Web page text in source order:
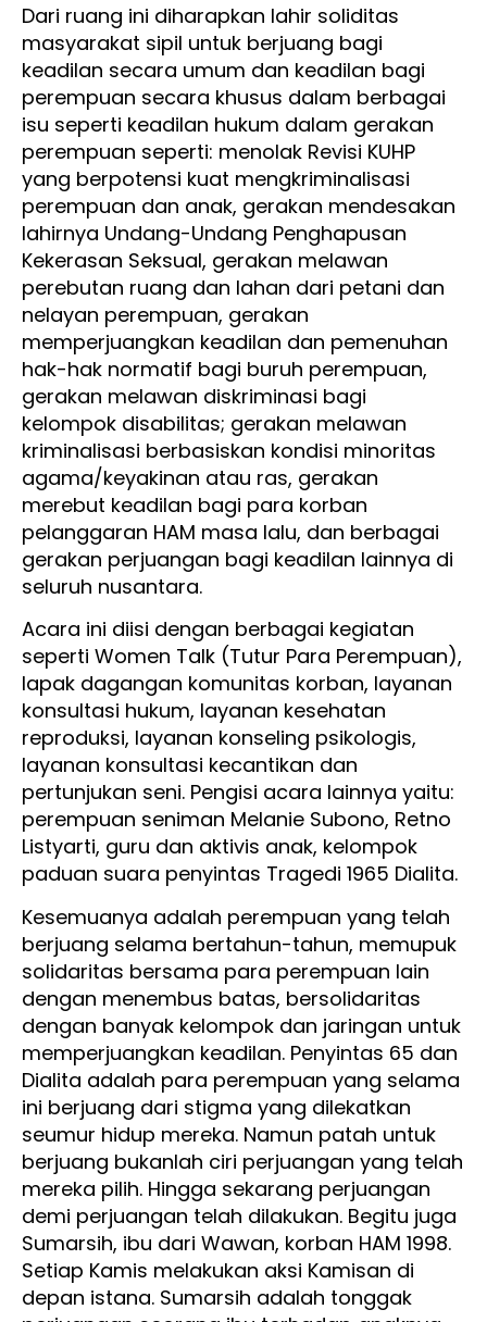
Dari ruang ini diharapkan lahir soliditas
masyarakat sipil untuk berjuang bagi
keadilan secara umum dan keadilan bagi
perempuan secara khusus dalam berbagai
isu seperti keadilan hukum dalam gerakan
perempuan seperti: menolak Revisi KUHP
yang berpotensi kuat mengkriminalisasi
perempuan dan anak, gerakan mendesakan
lahirnya Undang-Undang Penghapusan
Kekerasan Seksual, gerakan melawan
perebutan ruang dan lahan dari petani dan
nelayan perempuan, gerakan
memperjuangkan keadilan dan pemenuhan
hak-hak normatif bagi buruh perempuan,
gerakan melawan diskriminasi bagi
kelompok disabilitas; gerakan melawan
kriminalisasi berbasiskan kondisi minoritas
agama/keyakinan atau ras, gerakan
merebut keadilan bagi para korban
pelanggaran HAM masa lalu, dan berbagai
gerakan perjuangan bagi keadilan lainnya di
seluruh nusantara.
Acara ini diisi dengan berbagai kegiatan
seperti Women Talk (Tutur Para Perempuan),
lapak dagangan komunitas korban, layanan
konsultasi hukum, layanan kesehatan
reproduksi, layanan konseling psikologis,
layanan konsultasi kecantikan dan
pertunjukan seni. Pengisi acara lainnya yaitu:
perempuan seniman Melanie Subono, Retno
Listyarti, guru dan aktivis anak, kelompok
paduan suara penyintas Tragedi 1965 Dialita.
Kesemuanya adalah perempuan yang telah
berjuang selama bertahun-tahun, memupuk
solidaritas bersama para perempuan lain
dengan menembus batas, bersolidaritas
dengan banyak kelompok dan jaringan untuk
memperjuangkan keadilan. Penyintas 65 dan
Dialita adalah para perempuan yang selama
ini berjuang dari stigma yang dilekatkan
seumur hidup mereka. Namun patah untuk
berjuang bukanlah ciri perjuangan yang telah
mereka pilih. Hingga sekarang perjuangan
demi perjuangan telah dilakukan. Begitu juga
Sumarsih, ibu dari Wawan, korban HAM 1998.
Setiap Kamis melakukan aksi Kamisan di
depan istana. Sumarsih adalah tonggak